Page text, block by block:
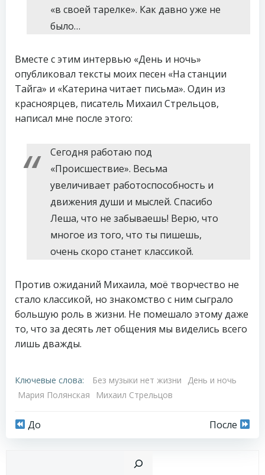
«в своей тарелке». Как давно уже не
было…
Вместе с этим интервью «День и ночь»
опубликовал тексты моих песен «На станции
Тайга» и «Катерина читает письма». Один из
красноярцев, писатель Михаил Стрельцов,
написал мне после этого:
Сегодня работаю под
«Происшествие». Весьма
увеличивает работоспособность и
движения души и мыслей. Спасибо
Леша, что не забываешь! Верю, что
многое из того, что ты пишешь,
очень скоро станет классикой.
Против ожиданий Михаила, моё творчество не
стало классикой, но знакомство с ним сыграло
большую роль в жизни. Не помешало этому даже
то, что за десять лет общения мы виделись всего
лишь дважды.
Ключевые слова: Без музыки нет жизни
День и ночь
Мария Полянская
Михаил Стрельцов
Навигация
До
Навигация
по
После